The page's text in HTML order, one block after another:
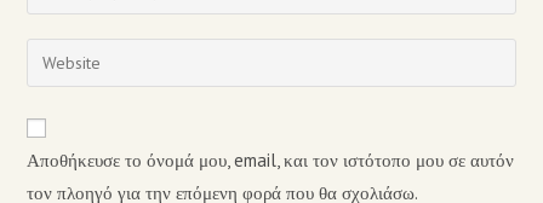
Αποθήκευσε το όνομά μου, email, και τον ιστότοπο μου σε αυτόν
τον πλοηγό για την επόμενη φορά που θα σχολιάσω.